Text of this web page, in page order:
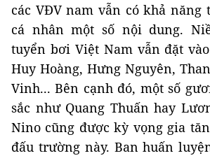
các VĐV nam vẫn có khả năng
cá nhân một số nội dung.
tuyển bơi Việt Nam vẫn đặt
Huy Hoàng, Hưng Nguyên,
Vinh... Bên cạnh đó, một số
sắc như Quang Thuấn hay
Nino cũng được kỳ vọng gia
đấu trường này. Ban huấn